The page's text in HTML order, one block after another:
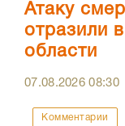
Атаку
отразили
области
07.08.202608:30
Комментарии